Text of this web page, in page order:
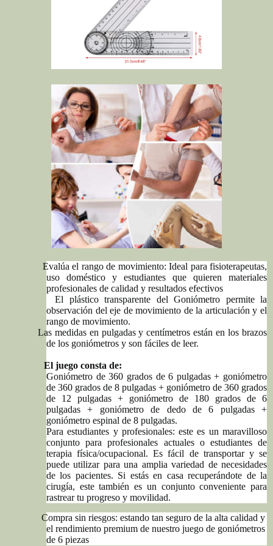
Evalúa el rango de movimiento: Ideal para fisioterapeutas,
uso doméstico y estudiantes que quieren materiales
profesionales de calidad y resultados efectivos
El plástico transparente del Goniómetro permite la
observación del eje de movimiento de la articulación y el
rango de movimiento.
Las medidas en pulgadas y centímetros están en los brazos
de los goniómetros y son fáciles de leer.
El juego consta de:
Goniómetro de 360 grados de 6 pulgadas + goniómetro
de 360 grados de 8 pulgadas + goniómetro de 360 grados
de 12 pulgadas + goniómetro de 180 grados de 6
pulgadas + goniómetro de dedo de 6 pulgadas +
goniómetro espinal de 8 pulgadas.
Para estudiantes y profesionales: este es un maravilloso
conjunto para profesionales actuales o estudiantes de
terapia física/ocupacional. Es fácil de transportar y se
puede utilizar para una amplia variedad de necesidades
de los pacientes. Si estás en casa recuperándote de la
cirugía, este también es un conjunto conveniente para
rastrear tu progreso y movilidad.
Compra sin riesgos: estando tan seguro de la alta calidad y
el rendimiento premium de nuestro juego de goniómetros
de 6 piezas